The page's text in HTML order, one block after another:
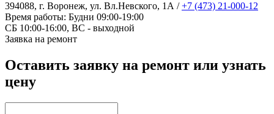
394088, г. Воронеж, ул. Вл.Невского, 1А /+7 (473) 21-000-12
Время работы: Будни 09:00-19:00
СБ 10:00-16:00, ВС - выходной
Заявка на ремонт
Оставить заявку на ремонт или узнать
цену